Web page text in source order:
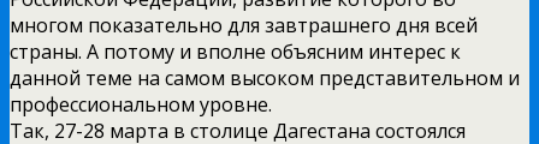
многом показательно для завтрашнего дня всей
страны. А потому и вполне объясним интерес к
данной теме на самом высоком представительном и
профессиональном уровне.
Так, 27-28 марта в столице Дагестана состоялся